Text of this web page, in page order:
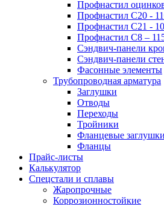
Профнастил
Профнастил С20 -
Профнастил С21 -
Профнастил С8 –
Сэндвич-панели
Сэндвич-панели
Фасонные элементы
Трубопроводная арматура
Заглушки
Отводы
Переходы
Тройники
Фланцевые заглушки
Фланцы
Прайс-листы
Калькулятор
Спецстали и сплавы
Жаропрочные
Коррозионностойкие